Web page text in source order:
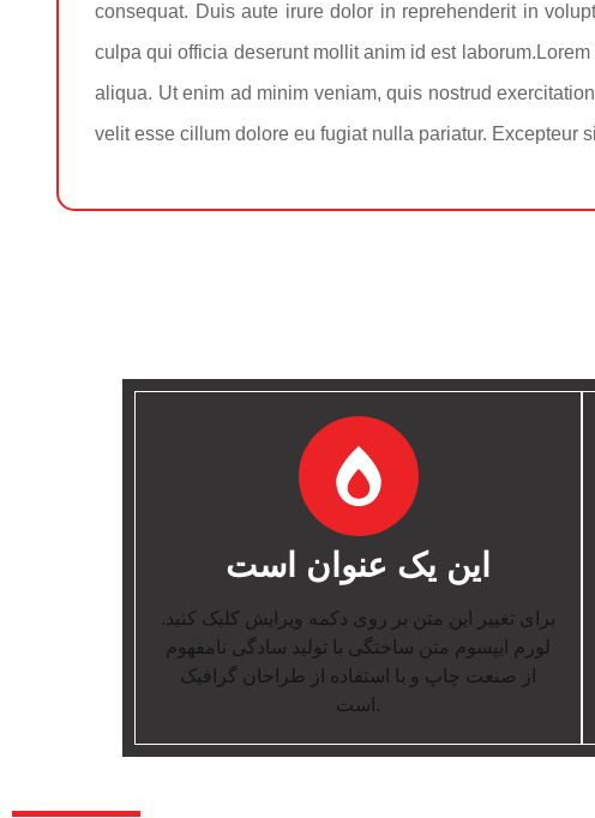
consequat. Duis aute irure dolor in reprehenderit in
culpa qui officia deserunt mollit anim id est
aliqua. Ut enim ad minim veniam, quis nostrud
velit esse cillum dolore eu fugiat nulla pariatur. Excepteur
این یک عنوان است
برای تغییر این متن بر روی دکمه ویرایش کلیک کنید.
لورم ایپسوم متن ساختگی با تولید سادگی نامفهوم
از صنعت چاپ و با استفاده از طراحان گرافیک
است.